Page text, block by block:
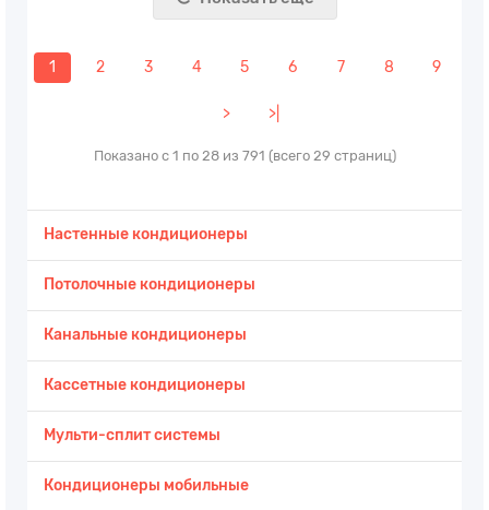
1 2 3 4 5 6 7 8 9
> >|
Показано с 1 по 28 из 791 (всего 29 страниц)
Настенные кондиционеры
Потолочные кондиционеры
Канальные кондиционеры
Кассетные кондиционеры
Мульти-сплит системы
Кондиционеры мобильные